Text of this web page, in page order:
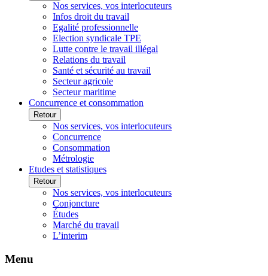
Nos services, vos interlocuteurs
Infos droit du travail
Egalité professionnelle
Election syndicale TPE
Lutte contre le travail illégal
Relations du travail
Santé et sécurité au travail
Secteur agricole
Secteur maritime
Concurrence et consommation
Retour
Nos services, vos interlocuteurs
Concurrence
Consommation
Métrologie
Etudes et statistiques
Retour
Nos services, vos interlocuteurs
Conjoncture
Études
Marché du travail
L’interim
Menu